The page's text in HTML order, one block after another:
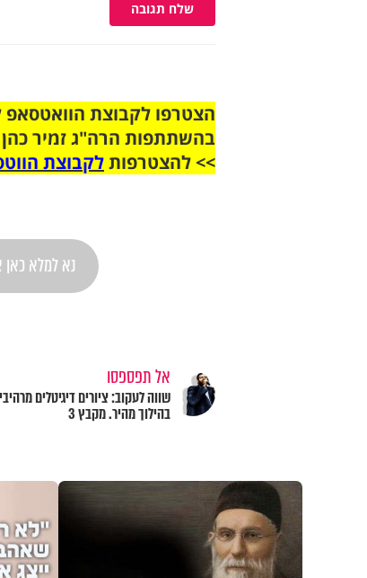
שלח תגובה
בהשתתפות הרה"ג זמיר
>> להצטרפותלקבוצת
אל תפספסו
שווה לעקוב: ציורים דיגיטלים
בהילוך מהיר. מקבץ 3